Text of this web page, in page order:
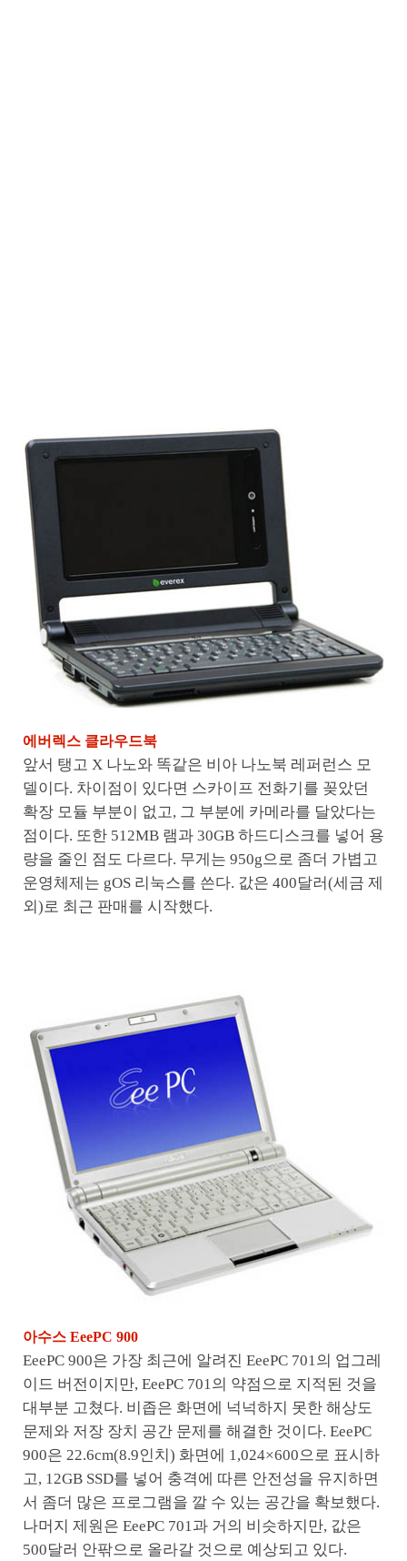
에버렉스 클라우드북
앞서 탱고 X 나노와 똑같은 비아 나노북 레퍼런스 모
델이다. 차이점이 있다면 스카이프 전화기를 꽂았던
확장 모듈 부분이 없고, 그 부분에 카메라를 달았다는
점이다. 또한 512MB 램과 30GB 하드디스크를 넣어 용
량을 줄인 점도 다르다. 무게는 950g으로 좀더 가볍고
운영체제는 gOS 리눅스를 쓴다. 값은 400달러(세금 제
외)로 최근 판매를 시작했다.
아수스 EeePC 900
EeePC 900은 가장 최근에 알려진 EeePC 701의 업그레
이드 버전이지만, EeePC 701의 약점으로 지적된 것을
대부분 고쳤다. 비좁은 화면에 넉넉하지 못한 해상도
문제와 저장 장치 공간 문제를 해결한 것이다. EeePC
900은 22.6cm(8.9인치) 화면에 1,024×600으로 표시하
고, 12GB SSD를 넣어 충격에 따른 안전성을 유지하면
서 좀더 많은 프로그램을 깔 수 있는 공간을 확보했다.
나머지 제원은 EeePC 701과 거의 비슷하지만, 값은
500달러 안팎으로 올라갈 것으로 예상되고 있다.